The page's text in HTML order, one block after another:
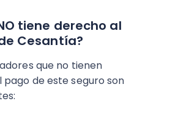
tiene derecho al
Cesantía?
que no tienen
de este seguro son